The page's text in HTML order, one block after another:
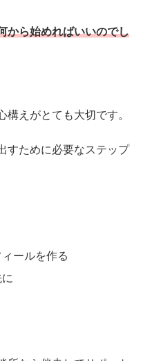
から始めればいいのでし
えがとても大切です。
すために必要なステップ
ールを作る